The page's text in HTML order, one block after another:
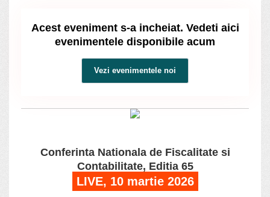
Acest eveniment s-a incheiat. Vedeti aici
evenimentele disponibile acum
Vezi evenimentele noi
Conferinta Nationala de Fiscalitate si
Contabilitate, Editia 65
LIVE, 10 martie 2026